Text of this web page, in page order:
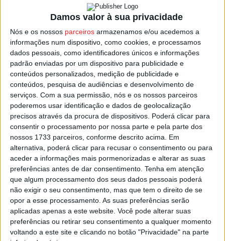
Damos valor à sua privacidade
Nós e os nossos parceiros armazenamos e/ou acedemos a
informações num dispositivo, como cookies, e processamos
dados pessoais, como identificadores únicos e informações
padrão enviadas por um dispositivo para publicidade e
conteúdos personalizados, medição de publicidade e
conteúdos, pesquisa de audiências e desenvolvimento de
serviços. Com a sua permissão, nós e os nossos parceiros
poderemos usar identificação e dados de geolocalização
precisos através da procura de dispositivos. Poderá clicar para
consentir o processamento por nossa parte e pela parte dos
nossos 1733 parceiros, conforme descrito acima. Em
alternativa, poderá clicar para recusar o consentimento ou para
aceder a informações mais pormenorizadas e alterar as suas
preferências antes de dar consentimento. Tenha em atenção
que algum processamento dos seus dados pessoais poderá
não exigir o seu consentimento, mas que tem o direito de se
opor a esse processamento. As suas preferências serão
aplicadas apenas a este website. Você pode alterar suas
preferências ou retirar seu consentimento a qualquer momento
voltando a este site e clicando no botão "Privacidade" na parte
e da temperatura, vão ajudar à consolidação do rescaldo.
Segundo a página da Autoridade Nacional de Emergência
e Proteção Civil, às 11:24, estavam ainda no incêndio em
Nelas 121 operacionais, apoiados por 32 viaturas.
Esta e outras notícias para ouvir na Estação Diária – 96.8
FM ou em www.968.fm.
Pub
TAGS Incêndios Mangualde Nelas Viseu